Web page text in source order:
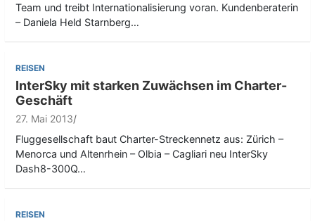
Team und treibt Internationalisierung voran. Kundenberaterin
– Daniela Held Starnberg…
REISEN
InterSky mit starken Zuwächsen im Charter-
Geschäft
27. Mai 2013
Fluggesellschaft baut Charter-Streckennetz aus: Zürich –
Menorca und Altenrhein – Olbia – Cagliari neu InterSky
Dash8-300Q…
REISEN